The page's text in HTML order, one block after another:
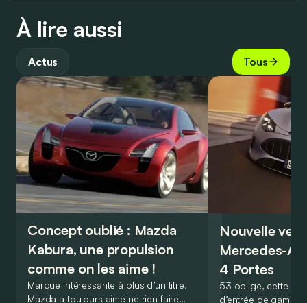
À lire aussi
Actus Tous
Concept oublié : Mazda
Kabura, une propulsion
comme on les aime !
Marque intéressante à plus d’un titre,
Mazda a toujours aimé ne rien faire
Nouvelle
Mercedes-
4 Portes
53 oblige, cette
d’entrée de